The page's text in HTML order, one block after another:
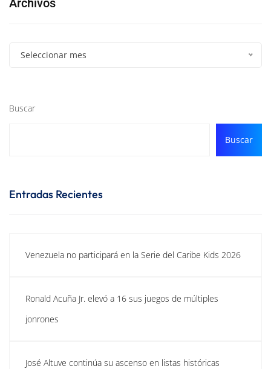
Archivos
Seleccionar mes
Buscar
Buscar
Entradas Recientes
Venezuela no participará en la Serie del Caribe Kids 2026
Ronald Acuña Jr. elevó a 16 sus juegos de múltiples
jonrones
José Altuve continúa su ascenso en listas históricas